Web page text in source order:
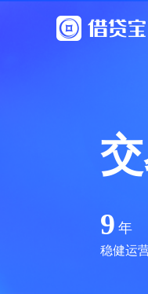
9 年
稳健运